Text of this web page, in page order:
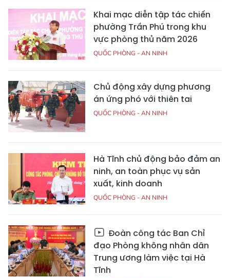
Khai mạc diễn tập tác chiến
phường Trần Phú trong khu
vực phòng thủ năm 2026
QUỐC PHÒNG - AN NINH
Chủ động xây dựng phương
án ứng phó với thiên tai
QUỐC PHÒNG - AN NINH
Hà Tĩnh chủ động bảo đảm an
ninh, an toàn phục vụ sản
xuất, kinh doanh
QUỐC PHÒNG - AN NINH
Đoàn công tác Ban Chỉ
đạo Phòng không nhân dân
Trung ương làm việc tại Hà
Tĩnh